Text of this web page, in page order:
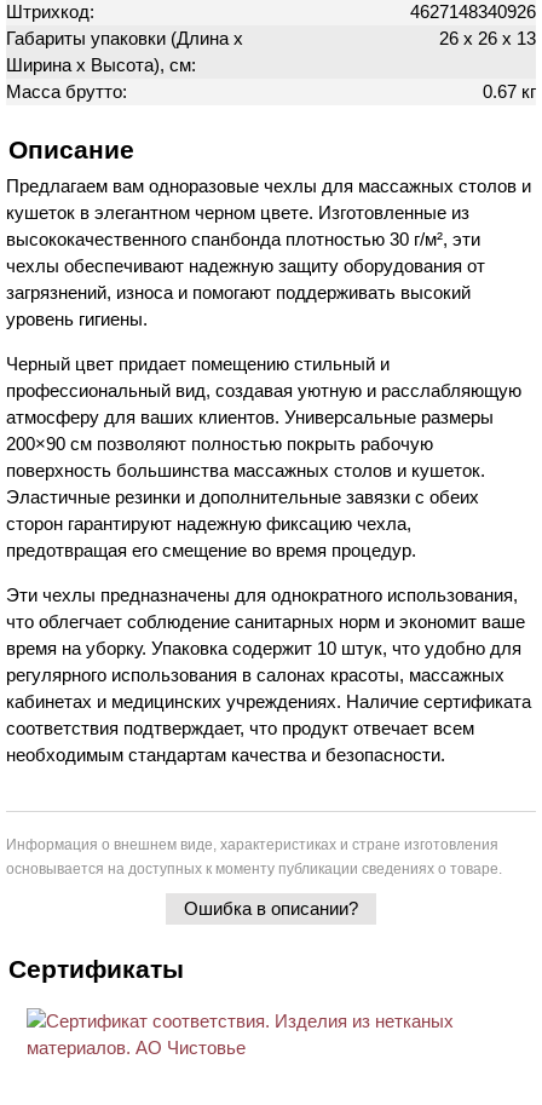
Штрихкод:
4627148340926
Габариты упаковки (Длина х
Ширина х Высота), см:
26 х 26 х 13
Масса брутто: 0.67 кг
Описание
Предлагаем вам одноразовые чехлы для массажных столов и
кушеток в элегантном черном цвете. Изготовленные из
высококачественного спанбонда плотностью 30 г/м², эти
чехлы обеспечивают надежную защиту оборудования от
загрязнений, износа и помогают поддерживать высокий
уровень гигиены.
Черный цвет придает помещению стильный и
профессиональный вид, создавая уютную и расслабляющую
атмосферу для ваших клиентов. Универсальные размеры
200×90 см позволяют полностью покрыть рабочую
поверхность большинства массажных столов и кушеток.
Эластичные резинки и дополнительные завязки с обеих
сторон гарантируют надежную фиксацию чехла,
предотвращая его смещение во время процедур.
Эти чехлы предназначены для однократного использования,
что облегчает соблюдение санитарных норм и экономит ваше
время на уборку. Упаковка содержит 10 штук, что удобно для
регулярного использования в салонах красоты, массажных
кабинетах и медицинских учреждениях. Наличие сертификата
соответствия подтверждает, что продукт отвечает всем
необходимым стандартам качества и безопасности.
Информация о внешнем виде, характеристиках и стране изготовления
основывается на доступных к моменту публикации сведениях о товаре.
Ошибка в описании?
Сертификаты